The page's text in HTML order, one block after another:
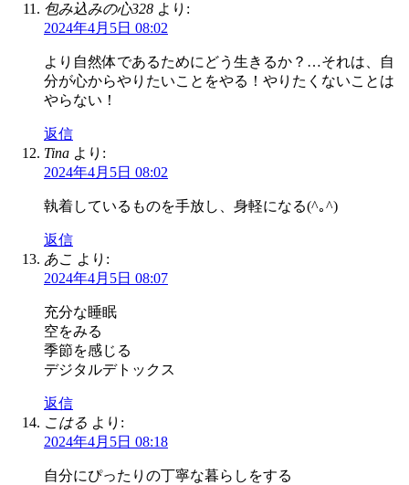
包み込みの心328 より:
2024年4月5日 08:02
より自然体であるためにどう生きるか？…それは、自
分が心からやりたいことをやる！やりたくないことは
やらない！
返信
Tina より:
2024年4月5日 08:02
執着しているものを手放し、身軽になる(^｡^)
返信
あこ より:
2024年4月5日 08:07
充分な睡眠
空をみる
季節を感じる
デジタルデトックス
返信
こはる より:
2024年4月5日 08:18
自分にぴったりの丁寧な暮らしをする